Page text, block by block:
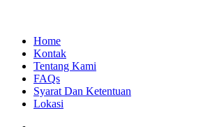
Home
Kontak
Tentang Kami
FAQs
Syarat Dan Ketentuan
Lokasi